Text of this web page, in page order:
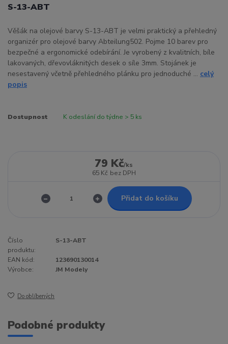
S-13-ABT
Věšák na olejové barvy S-13-ABT je velmi praktický a přehledný
organizér pro olejové barvy Abteilung502. Pojme 10 barev pro
bezpečné a ergonomické odebírání. Je vyrobený z kvalitních, bíle
lakovaných, dřevovláknitých desek o síle 3mm. Stojánek je
nesestavený včetně přehledného plánku pro jednoduché ... celý
popis
Dostupnost K odeslání do týdne > 5 ks
79 Kč/ks
65 Kč bez DPH
Přidat do košíku
Číslo
produktu:
S-13-ABT
EAN kód:
123690130014
Výrobce:
JM Modely
Do oblíbených
Podobné produkty